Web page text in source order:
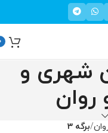
شهری و
روان
برگه 3